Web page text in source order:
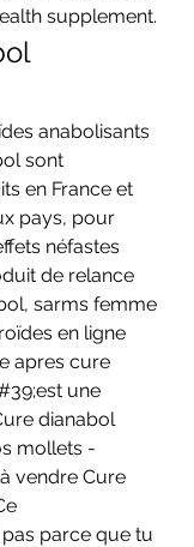
anabolisants
sont
en France et
pays, pour
néfastes
de relance
sarms femme
en ligne
apres cure
une
dianabol
mollets -
vendre Cure
parce que tu